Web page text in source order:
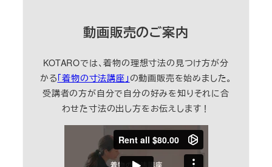
動画販売のご案内
KOTAROでは、着物の理想寸法の見つけ方が分
かる「着物の寸法講座」 の動画販売を始めました。
受講者の方が自分で自分の好みを知りそれに合
わせた寸法の出し方をお伝えします！